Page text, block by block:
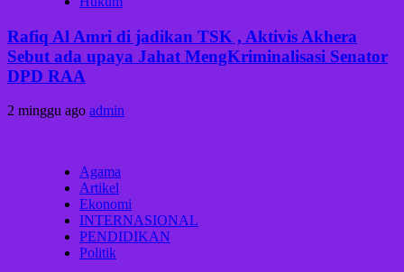
Rafiq Al Amri di jadikan TSK , Aktivis Akhera
Sebut ada upaya Jahat MengKriminalisasi Senator
DPD RAA
2 minggu ago admin
Agama
Artikel
Ekonomi
INTERNASIONAL
PENDIDIKAN
Politik